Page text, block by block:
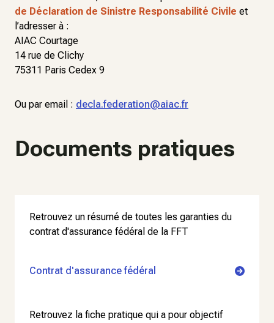
de Déclaration de Sinistre Responsabilité Civile et
l’adresser à :
AIAC Courtage
14 rue de Clichy
75311 Paris Cedex 9
Ou par email : decla.federation@aiac.fr
Documents pratiques
Retrouvez un résumé de toutes les garanties du
contrat d'assurance fédéral de la FFT
Contrat d'assurance fédéral
Retrouvez la fiche pratique qui a pour objectif